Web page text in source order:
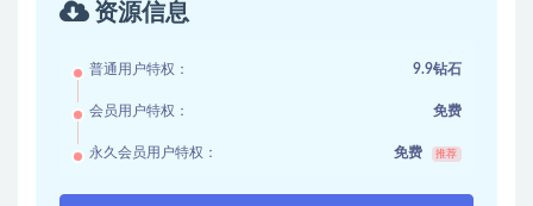
资源信息
普通用户特权： 9.9钻石
会员用户特权： 免费
永久会员用户特权： 免费 推荐